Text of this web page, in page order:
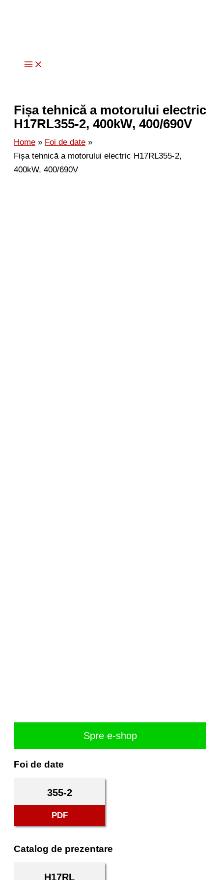
Fișa tehnică a motorului electric
H17RL355-2, 400kW, 400/690V
Home
Foi de date
Fișa tehnică a motorului electric H17RL355-2,
400kW, 400/690V
Spre e-shop
Foi de date
355-2
PDF
Catalog de prezentare
H17RL